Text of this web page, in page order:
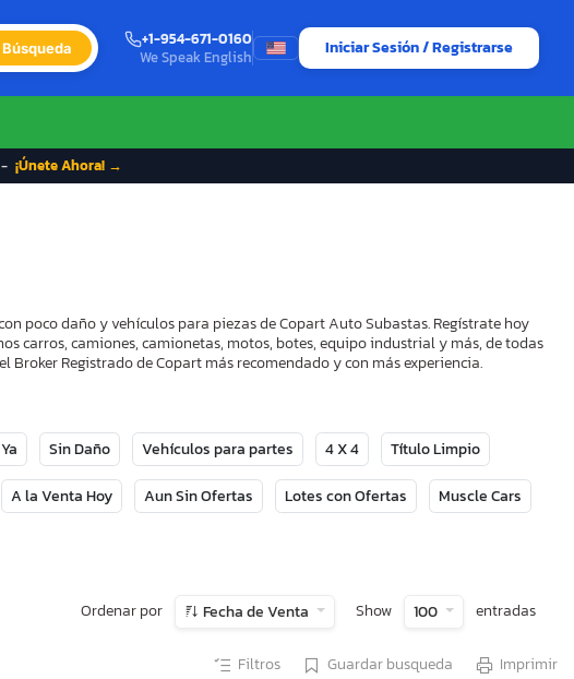
Búsqueda
+1-954-671-0160
We Speak English
Iniciar Sesión / Registrarse
¡Únete Ahora! →
poco daño y vehículos para piezas de Copart Auto Subastas. Regístrate hoy
carros, camiones, camionetas, motos, botes, equipo industrial y más, de todas
Broker Registrado de Copart más recomendado y con más experiencia.
Sin Daño Vehículos para partes 4 X 4 Título Limpio
A la Venta Hoy Aun Sin Ofertas Lotes con Ofertas Muscle Cars
Ordenar por Fecha de Venta Show 100 entradas
Filtros Guardar busqueda Imprimir